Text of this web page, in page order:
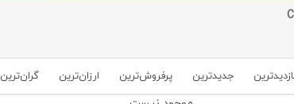
جدیدترین پرفروش‌ترین‌ ارزان‌ترین گران‌ترین